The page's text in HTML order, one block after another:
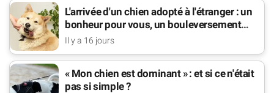
L'arrivée d'un chien adopté à l'étranger : un
bonheur pour vous, un bouleversement
pour lui
Il y a 16 jours
« Mon chien est dominant » : et si ce n'était
pas si simple ?